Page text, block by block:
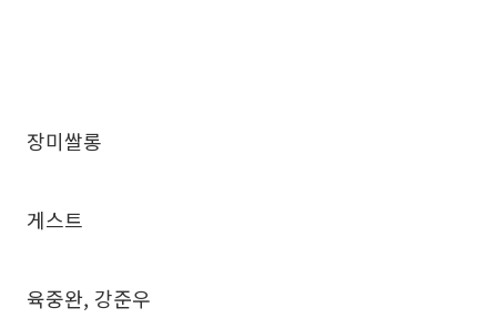
장미쌀롱
게스트
육중완, 강준우